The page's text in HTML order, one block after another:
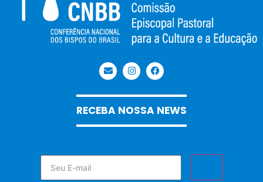
RECEBA NOSSA NEWS